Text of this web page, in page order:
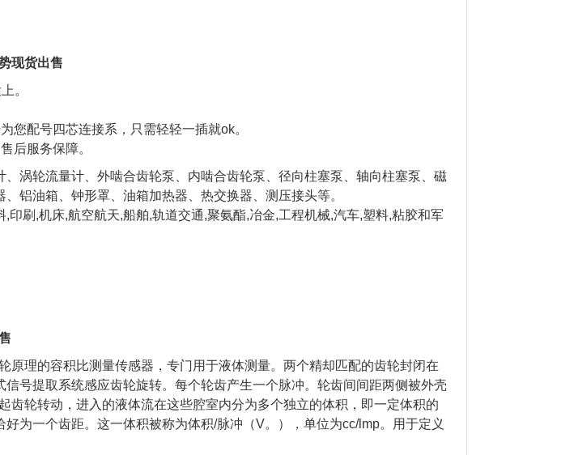
现货出售
。
您配号四芯连接系，只需轻轻一插就ok。
后服务保障。
涡轮流量计、外啮合齿轮泵、内啮合齿轮泵、径向柱塞泵、轴向柱塞泵、磁
铝油箱、钟形罩、油箱加热器、热交换器、测压接头等。
印刷,机床,航空航天,船舶,轨道交通,聚氨酯,冶金,工程机械,汽车,塑料,粘胶和军
原理的容积比测量传感器，专门用于液体测量。两个精却匹配的齿轮封闭在
号提取系统感应齿轮旋转。每个轮齿产生一个脉冲。轮齿间间距两侧被外壳
齿轮转动，进入的液体流在这些腔室内分为多个独立的体积，即一定体积的
为一个齿距。这一体积被称为体积/脉冲（V。），单位为cc/lmp。用于定义